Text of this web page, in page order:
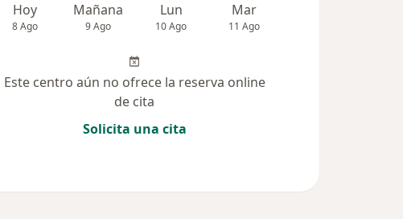
Hoy
8 Ago
Mañana
9 Ago
Lun
10 Ago
Mar
11 Ago
Este centro aún no ofrece la reserva online
de cita
Solicita una cita